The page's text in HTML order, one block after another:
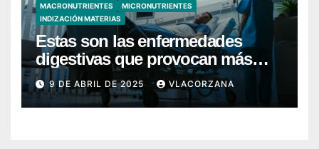
MACRONUTRIENTES
MICRONUTRIENTES
INDIZACIÓN MATERIAS
Estas son las enfermedades
digestivas que provocan más
hospitalizaciones en España
9 DE ABRIL DE 2025 VLACORZANA